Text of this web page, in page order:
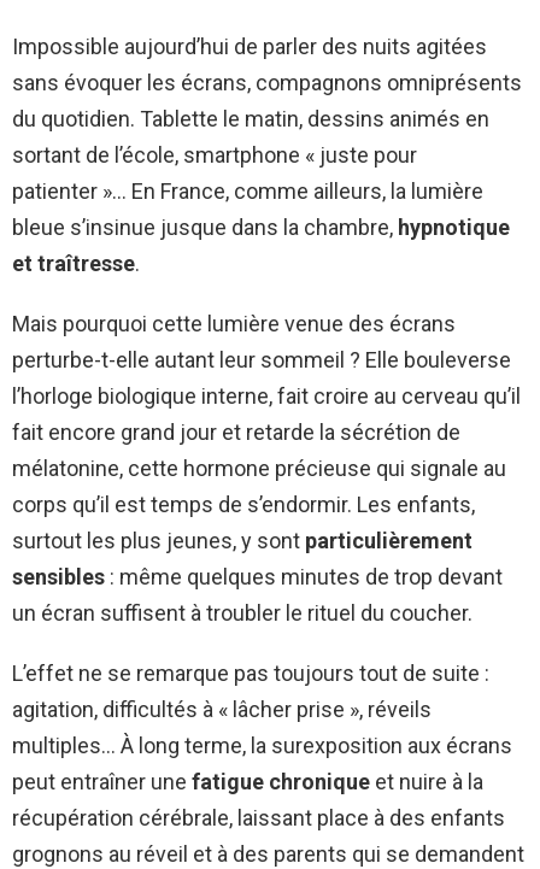
Impossible aujourd’hui de parler des nuits agitées
sans évoquer les écrans, compagnons omniprésents
du quotidien. Tablette le matin, dessins animés en
sortant de l’école, smartphone « juste pour
patienter »… En France, comme ailleurs, la lumière
bleue s’insinue jusque dans la chambre, hypnotique
et traîtresse.
Mais pourquoi cette lumière venue des écrans
perturbe-t-elle autant leur sommeil ? Elle bouleverse
l’horloge biologique interne, fait croire au cerveau qu’il
fait encore grand jour et retarde la sécrétion de
mélatonine, cette hormone précieuse qui signale au
corps qu’il est temps de s’endormir. Les enfants,
surtout les plus jeunes, y sont particulièrement
sensibles : même quelques minutes de trop devant
un écran suffisent à troubler le rituel du coucher.
L’effet ne se remarque pas toujours tout de suite :
agitation, difficultés à « lâcher prise », réveils
multiples… À long terme, la surexposition aux écrans
peut entraîner une fatigue chronique et nuire à la
récupération cérébrale, laissant place à des enfants
grognons au réveil et à des parents qui se demandent